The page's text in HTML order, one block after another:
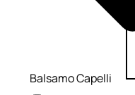
Balsamo Capelli